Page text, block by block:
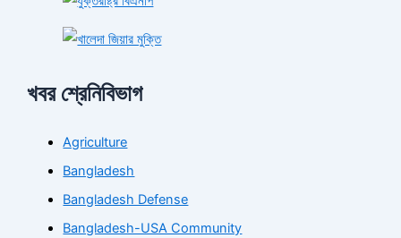
খবর শ্রেনিবিভাগ
Agriculture
Bangladesh
Bangladesh Defense
Bangladesh-USA Community